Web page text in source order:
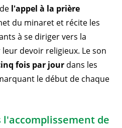
l'appel à la prière
du minaret et récite les
à se diriger vers la
devoir religieux. Le son
fois par jour dans les
le début de chaque
de